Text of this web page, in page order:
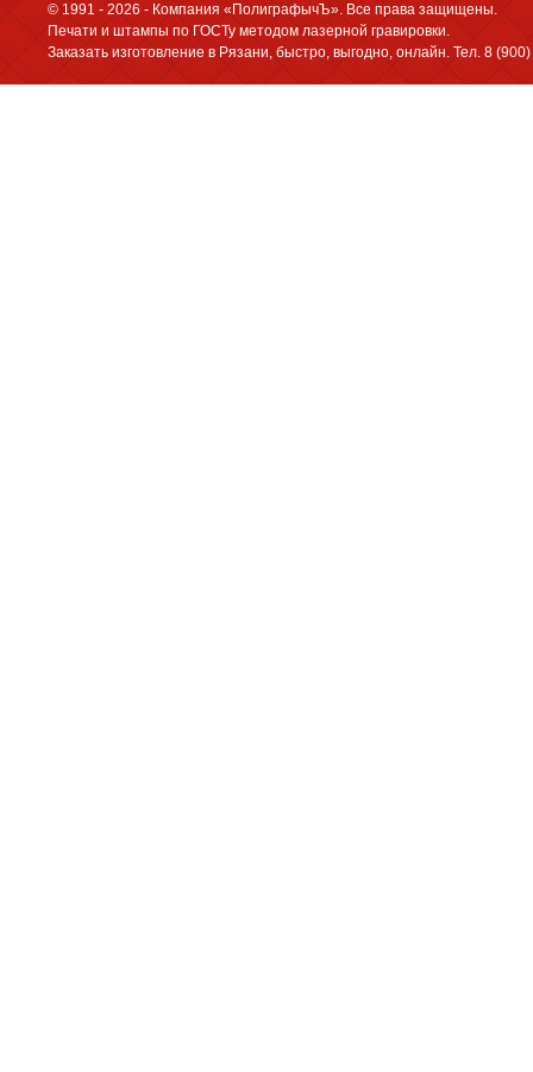
© 1991 - 2026 - Компания «ПолиграфычЪ». Все права защищены.
Печати и штампы по ГОСТу методом лазерной гравировки.
Заказать изготовление в Рязани, быстро, выгодно, онлайн. Тел. 8